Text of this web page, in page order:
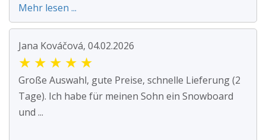
Mehr lesen ...
Jana Kováčová, 04.02.2026
★ ★ ★ ★ ★
Große Auswahl, gute Preise, schnelle Lieferung (2
Tage). Ich habe für meinen Sohn ein Snowboard
und ...